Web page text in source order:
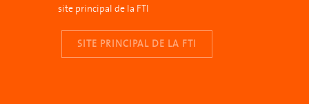
site principal de la FTI
SITE PRINCIPAL DE LA FTI